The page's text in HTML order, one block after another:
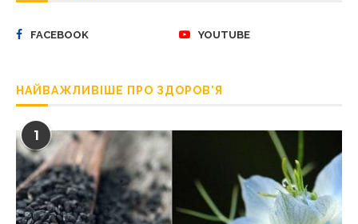
FACEBOOK YOUTUBE
НАЙВАЖЛИВІШЕ ПРО ЗДОРОВ’Я
1